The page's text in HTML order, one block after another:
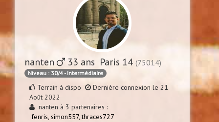
nanten 33 ans Paris 14 (75014)
Niveau : 30/4 - Intermédiaire
Terrain à dispo
Dernière connexion le 21
Août 2022
nanten à 3 partenaires :
fenris, simon557,thraces727